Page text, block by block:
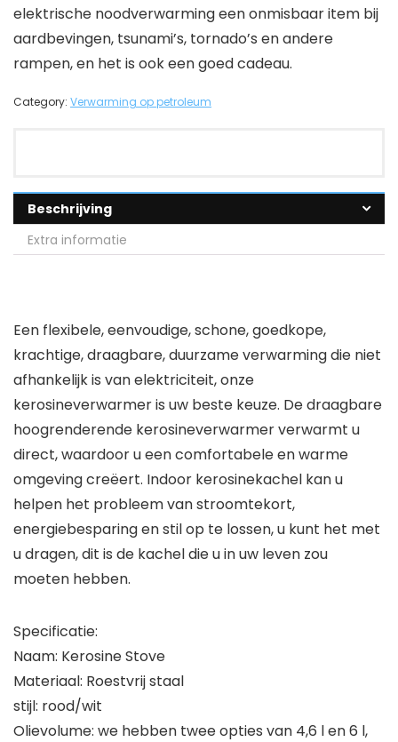
elektrische noodverwarming een onmisbaar item bij
aardbevingen, tsunami’s, tornado’s en andere
rampen, en het is ook een goed cadeau.
Category: Verwarming op petroleum
Beschrijving
Extra informatie
Een flexibele, eenvoudige, schone, goedkope,
krachtige, draagbare, duurzame verwarming die niet
afhankelijk is van elektriciteit, onze
kerosineverwarmer is uw beste keuze. De draagbare
hoogrenderende kerosineverwarmer verwarmt u
direct, waardoor u een comfortabele en warme
omgeving creëert. Indoor kerosinekachel kan u
helpen het probleem van stroomtekort,
energiebesparing en stil op te lossen, u kunt het met
u dragen, dit is de kachel die u in uw leven zou
moeten hebben.
Specificatie:
Naam: Kerosine Stove
Materiaal: Roestvrij staal
stijl: rood/wit
Olievolume: we hebben twee opties van 4,6 l en 6 l,